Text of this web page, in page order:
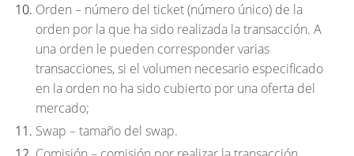
Orden – número del ticket (número único) de la
orden por la que ha sido realizada la transacción. A
una orden le pueden corresponder varias
transacciones, si el volumen necesario especificado
en la orden no ha sido cubierto por una oferta del
mercado;
Swap – tamaño del swap.